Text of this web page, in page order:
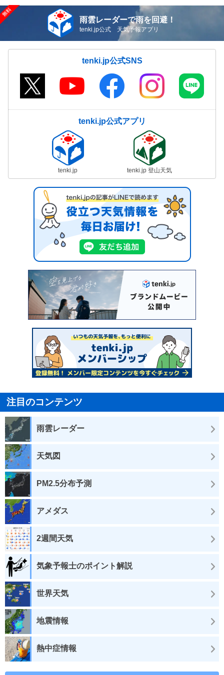
雨雲レーダーで雨を回避！
tenki.jp公式 天気予報アプリ
tenki.jp公式SNS
tenki.jp公式アプリ
tenki.jp tenki.jp 登山天気
注目のコンテンツ
雨雲レーダー
天気図
PM2.5分布予測
アメダス
2週間天気
気象予報士のポイント解説
世界天気
地震情報
熱中症情報